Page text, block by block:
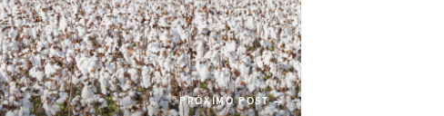
PRÓXIMO POST